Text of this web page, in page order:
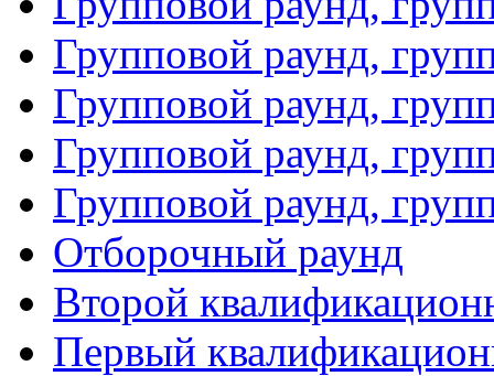
Групповой раунд,
Групповой раунд,
Групповой раунд,
Групповой раунд,
Отборочный раунд
Второй
Первый